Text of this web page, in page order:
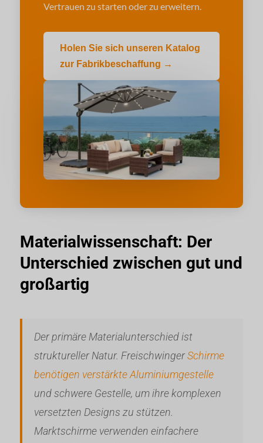
Vertrauen zu starten oder zu erweitern.
Holen Sie sich unseren Katalog
zur Fabrikbeschaffung →
Materialwissenschaft: Der
Unterschied zwischen gut und
großartig
Der primäre Materialunterschied ist
struktureller Natur. FreischwingerSchirme
benötigen verstärkte Aluminiumgestelle
und schwere Gestelle, um ihre komplexen
versetzten Designs zu stützen.
Marktschirme verwenden einfachere